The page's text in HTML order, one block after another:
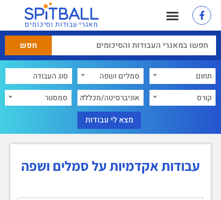
מאגרי עבודות וסיכומים
תחום
סמלים ושפה
קורס
אוניברסיטה/מכללה סמסטר
עבודות אקדמיות על סמלים ושפה